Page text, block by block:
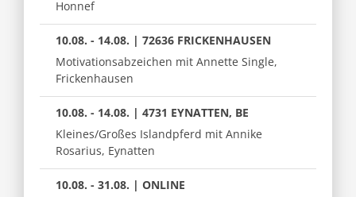
Honnef
10.08. - 14.08. | 72636 FRICKENHAUSEN
Motivationsabzeichen mit Annette Single,
Frickenhausen
10.08. - 14.08. | 4731 EYNATTEN, BE
Kleines/Großes Islandpferd mit Annike
Rosarius, Eynatten
10.08. - 31.08. | ONLINE